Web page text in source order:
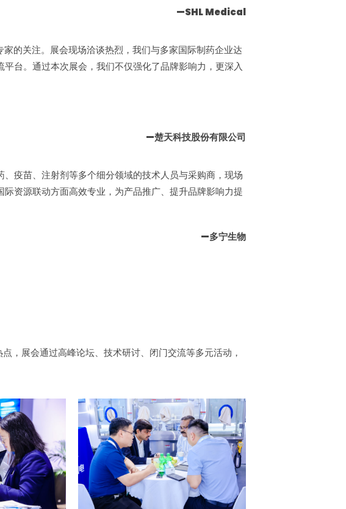
—SHL Medical
的关注。展会现场洽谈热烈，我们与多家国际制药企业达
台。通过本次展会，我们不仅强化了品牌影响力，更深入
—楚天科技股份有限公司
疫苗、注射剂等多个细分领域的技术人员与采购商，现场
资源联动方面高效专业，为产品推广、提升品牌影响力提
—多宁生物
，展会通过高峰论坛、技术研讨、闭门交流等多元活动，